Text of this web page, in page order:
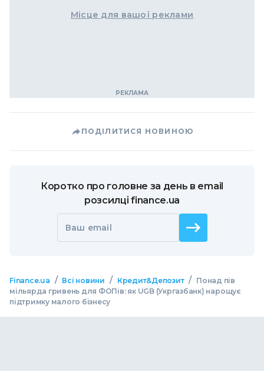
Місце для вашої реклами
ПОДІЛИТИСЯ НОВИНОЮ
Коротко про головне за день в email
розсилці finance.ua
Ваш email
Finance.ua / Всі новини / Кредит&Депозит / Понад пів
мільярда гривень для ФОПів: як UGB (Укргазбанк) нарощує
підтримку малого бізнесу